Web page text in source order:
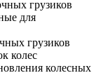
грузиков
для
грузиков
колес
колесных